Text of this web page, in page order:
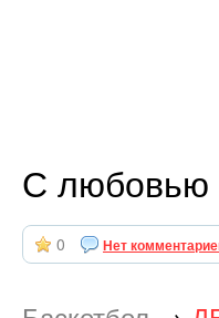
С любовью
0 Нет